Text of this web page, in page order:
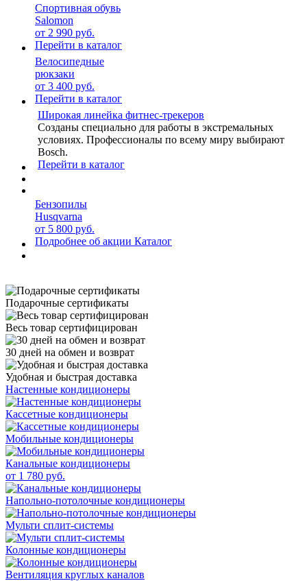
Спортивная обувь
Salomon
от 2 990 руб.
Перейти в каталог
Велосипедные
рюкзаки
от 3 400 руб.
Перейти в каталог
Широкая линейка фитнес-трекеров
Созданы специально для работы в экстремальных
условиях. Профессионалы по всему миру выбирают
Bosch.
Перейти в каталог
Бензопилы
Husqvarna
от 5 800 руб.
Подробнее об акции Каталог
Подарочные сертификаты
Весь товар сертифицирован
30 дней на обмен и возврат
Удобная и быстрая доставка
Настенные кондиционеры
Кассетные кондиционеры
Мобильные кондиционеры
Канальные кондиционеры
от 1 780 руб.
Напольно-потолочные кондиционеры
Мульти сплит-системы
Колонные кондиционеры
Вентиляция круглых каналов